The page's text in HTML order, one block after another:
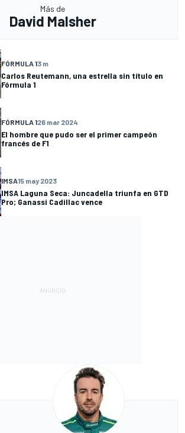
Más de
David Malsher
FÓRMULA 13 m
Carlos Reutemann, una estrella sin título en
Fórmula 1
FÓRMULA 126 mar 2024
El hombre que pudo ser el primer campeón
francés de F1
IMSA15 may 2023
IMSA Laguna Seca: Juncadella triunfa en GTD
Pro; Ganassi Cadillac vence